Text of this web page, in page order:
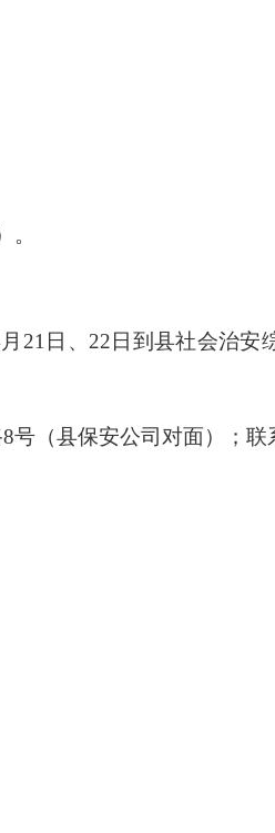
。
月 21 日、 22 日到县社会治安
8号（县保安公司对面）；联